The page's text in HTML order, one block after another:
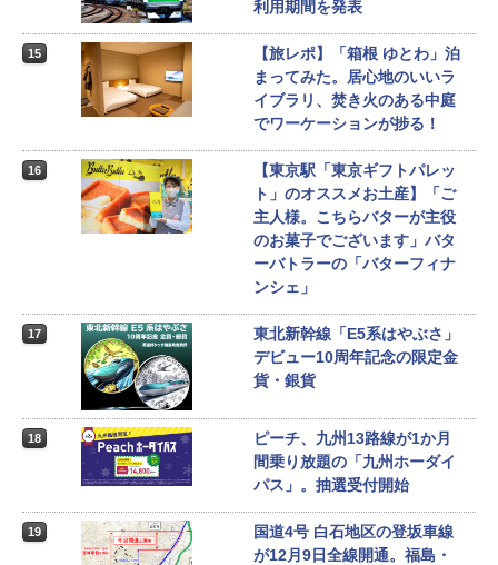
利用期間を発表
15
【旅レポ】「箱根 ゆとわ」泊
まってみた。居心地のいいラ
イブラリ、焚き火のある中庭
でワーケーションが捗る！
16
【東京駅「東京ギフトパレッ
ト」のオススメお土産】「ご
主人様。こちらバターが主役
のお菓子でございます」バタ
ーバトラーの「バターフィナ
ンシェ」
17
東北新幹線「E5系はやぶさ」
デビュー10周年記念の限定金
貨・銀貨
18
ピーチ、九州13路線が1か月
間乗り放題の「九州ホーダイ
パス」。抽選受付開始
19
国道4号 白石地区の登坂車線
が12月9日全線開通。福島・